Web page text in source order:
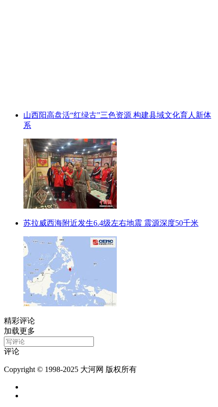
山西阳高盘活“红绿古”三色资源 构建县域文化育人新体
系
苏拉威西海附近发生6.4级左右地震 震源深度50千米
精彩评论
加载更多
评论
Copyright © 1998-2025 大河网 版权所有